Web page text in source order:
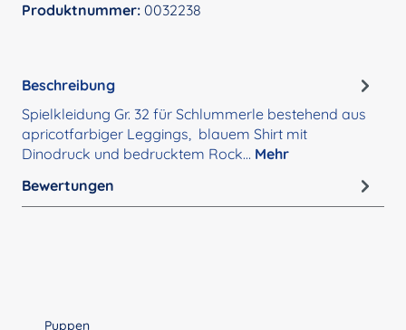
Produktnummer: 0032238
Beschreibung
Spielkleidung Gr. 32 für Schlummerle bestehend aus
apricotfarbiger Leggings, blauem Shirt mit
Dinodruck und bedrucktem Rock… Mehr
Bewertungen
Produktgalerie überspringen
Puppen